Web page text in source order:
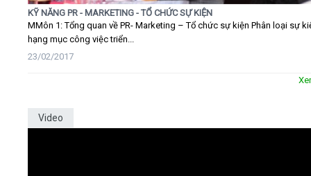
KỸ NĂNG PR - MARKETING - TỔ CHỨC SỰ KIỆN
MMôn 1: Tổng quan về PR- Marketing – Tổ chức sự kiện Phân loại sự
hạng mục công việc triển...
23/02/2017
Video